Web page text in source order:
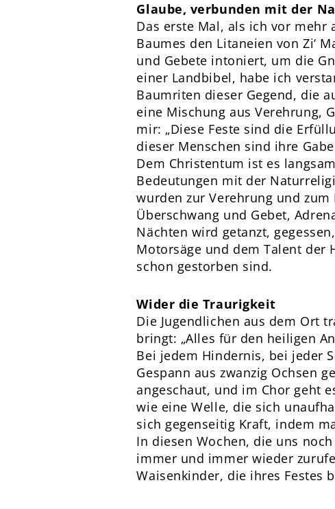
Glaube, verbunden mit der
Das erste Mal, als ich vor mehr
Baumes den Litaneien von Zi‘
und Gebete intoniert, um die
einer Landbibel, habe ich
Baumriten dieser Gegend, die
eine Mischung aus Verehrung,
mir: „Diese Feste sind die
dieser Menschen sind ihre
Dem Christentum ist es
Bedeutungen mit der
wurden zur Verehrung und
Überschwang und Gebet,
Nächten wird getanzt,
Motorsäge und dem Talent der
schon gestorben sind.
Wider die Traurigkeit
Die Jugendlichen aus dem Ort
bringt: „Alles für den heiligen
Bei jedem Hindernis, bei jeder
Gespann aus zwanzig Ochsen
angeschaut, und im Chor geht
wie eine Welle, die sich
sich gegenseitig Kraft, indem
In diesen Wochen, die uns
immer und immer wieder
Waisenkinder, die ihres Festes